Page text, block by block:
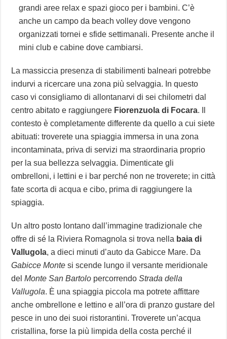
grandi aree relax e spazi gioco per i bambini. C’è
anche un campo da beach volley dove vengono
organizzati tornei e sfide settimanali. Presente anche il
mini club e cabine dove cambiarsi.
La massiccia presenza di stabilimenti balneari potrebbe
indurvi a ricercare una zona più selvaggia. In questo
caso vi consigliamo di allontanarvi di sei chilometri dal
centro abitato e raggiungere Fiorenzuola di Focara. Il
contesto è completamente differente da quello a cui siete
abituati: troverete una spiaggia immersa in una zona
incontaminata, priva di servizi ma straordinaria proprio
per la sua bellezza selvaggia. Dimenticate gli
ombrelloni, i lettini e i bar perché non ne troverete; in città
fate scorta di acqua e cibo, prima di raggiungere la
spiaggia.
Un altro posto lontano dall’immagine tradizionale che
offre di sé la Riviera Romagnola si trova nella baia di
Vallugola, a dieci minuti d’auto da Gabicce Mare. Da
Gabicce Monte si scende lungo il versante meridionale
delMonte San Bartolo percorrendoStrada della
Vallugola. È una spiaggia piccola ma potrete affittare
anche ombrellone e lettino e all’ora di pranzo gustare del
pesce in uno dei suoi ristorantini. Troverete un’acqua
cristallina, forse la più limpida della costa perché il